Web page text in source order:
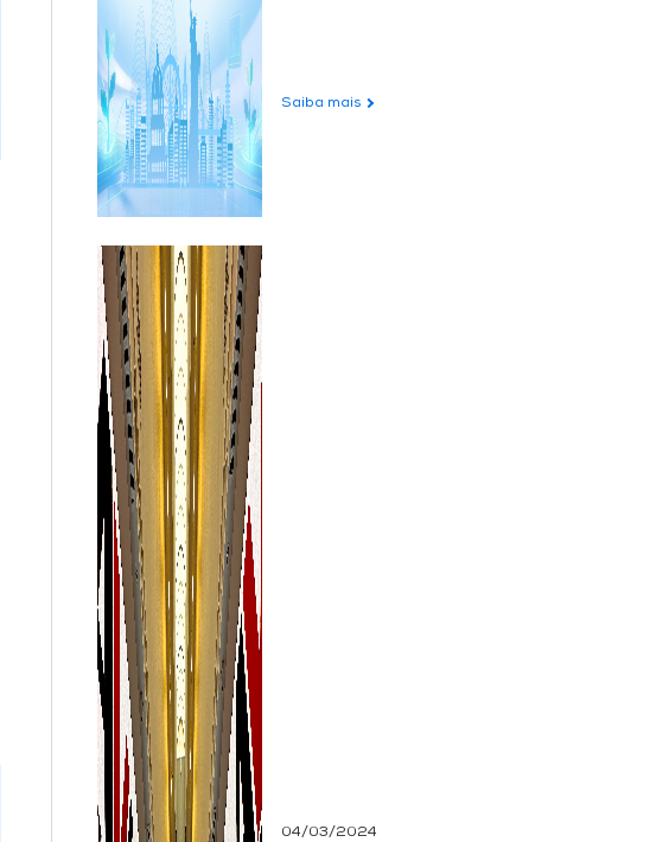
Saiba mais
04/03/2024